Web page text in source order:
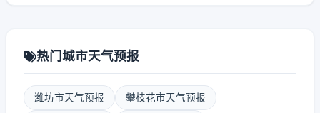
热门城市天气预报
潍坊市天气预报 攀枝花市天气预报